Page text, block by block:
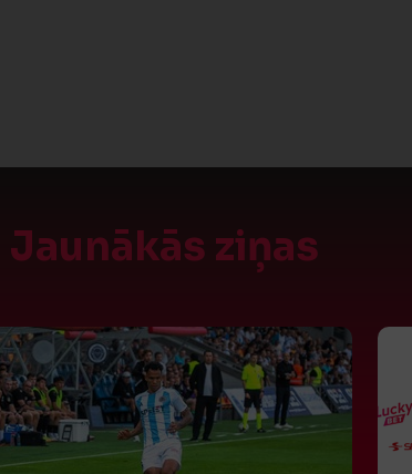
Jaunākās ziņas